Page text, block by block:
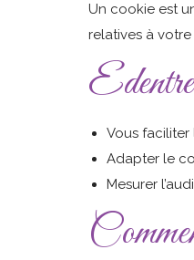
Un cookie est
relatives à
Vous faciliter
Adapter le
Mesurer